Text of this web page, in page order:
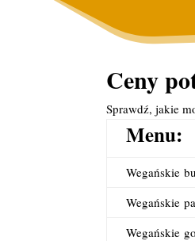
Ceny
Sprawdź, jakie
Menu:
Wegańskie
Wegańskie
Wegańskie